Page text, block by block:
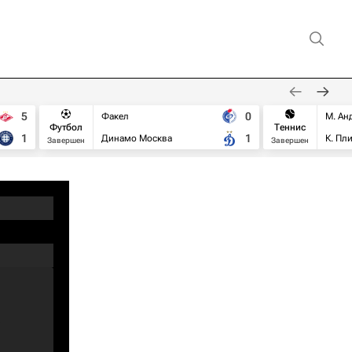
5
1
Футбол
Завершен
Факел
Динамо Москва
0
1
Теннис
Завершен
М.
К.